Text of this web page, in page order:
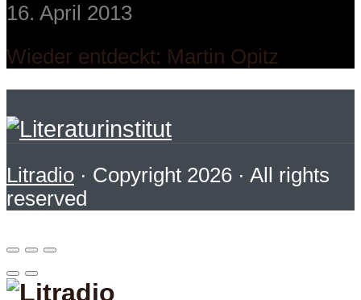
16. April 2013
Wieder entdeckt: Martin Opitz
Litradio · Copyright 2026 · All rights
reserved